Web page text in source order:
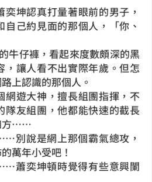
坤認真打量著眼前的男子，
己約見面的那個人，「你、
仔褲，看起來度數頗深的黑
，讓人看不出實際年歲。但怎
上認識的那個人。
遊大神，擅長組團指揮，不
隊友組團，他都能快速的截長
方……
說是網上那個霸氣總攻，
萬年小受吧！
奕坤頓時覺得有些意興闌